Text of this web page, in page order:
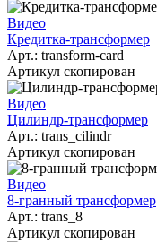
Видео
Кредитка-трансформер
Арт.: transform-card
Артикул скопирован
Видео
Цилиндр-трансформер
Арт.: trans_cilindr
Артикул скопирован
Видео
8-гранный трансформер
Арт.: trans_8
Артикул скопирован